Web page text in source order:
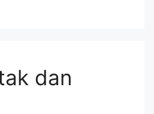
dan